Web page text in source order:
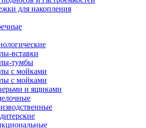
для накопления
вставки
тумбы
с мойками
с мойками
и ящиками